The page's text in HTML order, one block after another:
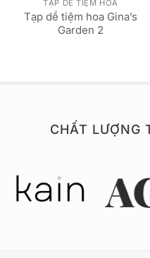
TẠP DỀ TIỆM HOA
Tạp dề tiệm hoa Gina’s
Garden 2
CHẤT LƯỢNG